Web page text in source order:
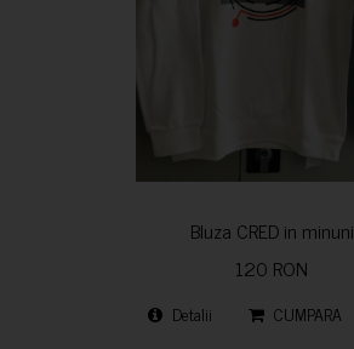
Bluza CRED in minuni
120 RON
Detalii CUMPARA